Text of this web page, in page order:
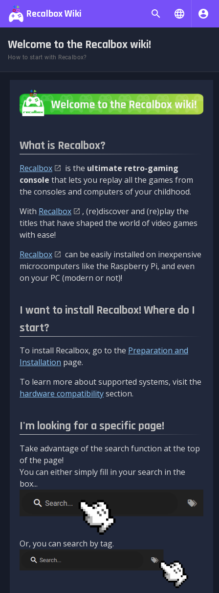
Recalbox Wiki
Welcome to the Recalbox wiki!
How to start with Recalbox?
What is Recalbox?
Recalbox is the ultimate retro-gaming
console that lets you replay all the games from
the consoles and computers of your childhood.
With Recalbox
, (re)discover and (re)play the
titles that have shaped the world of video games
with ease!
Recalbox
can be easily installed on inexpensive
microcomputers like the Raspberry Pi, and even
on your PC (modern or not)!
I want to install Recalbox! Where do I
start?
To install Recalbox, go to the Preparation and
Installation page.
To learn more about supported systems, visit the
hardware compatibilitysection.
I'm looking for a specific page!
Take advantage of the search function at the top
of the page!
You can either simply fill in your search in the
box...
Or, you can search by tag.